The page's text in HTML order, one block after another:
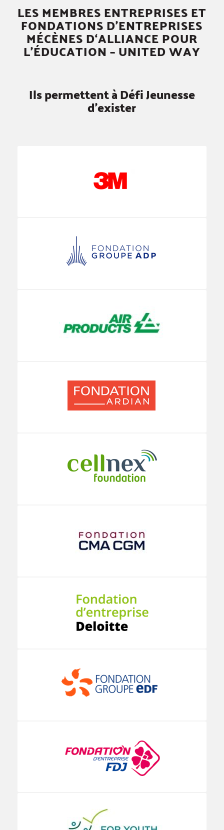
LES MEMBRES ENTREPRISES ET
FONDATIONS D’ENTREPRISES
MÉCÈNES D‘ALLIANCE POUR
L’ÉDUCATION – UNITED WAY
Ils permettent à Défi Jeunesse
d’exister